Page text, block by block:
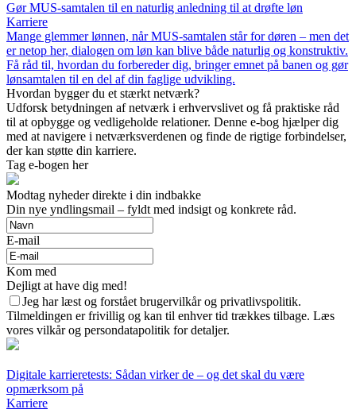
Gør MUS-samtalen til en naturlig anledning til at drøfte løn
Karriere
Mange glemmer lønnen, når MUS-samtalen står for døren – men det
er netop her, dialogen om løn kan blive både naturlig og konstruktiv.
Få råd til, hvordan du forbereder dig, bringer emnet på banen og gør
lønsamtalen til en del af din faglige udvikling.
Hvordan bygger du et stærkt netværk?
Udforsk betydningen af netværk i erhvervslivet og få praktiske råd
til at opbygge og vedligeholde relationer. Denne e-bog hjælper dig
med at navigere i netværksverdenen og finde de rigtige forbindelser,
der kan støtte din karriere.
Tag e-bogen her
Modtag nyheder direkte i din indbakke
Din nye yndlingsmail – fyldt med indsigt og konkrete råd.
E-mail
Kom med
Dejligt at have dig med!
Jeg har læst og forstået brugervilkår og privatlivspolitik.
Tilmeldingen er frivillig og kan til enhver tid trækkes tilbage. Læs
vores vilkår og persondatapolitik for detaljer.
Digitale karrieretests: Sådan virker de – og det skal du være
opmærksom på
Karriere